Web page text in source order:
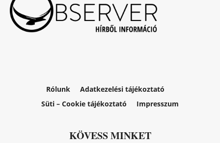
Rólunk
Adatkezelési tájékoztató
Süti – Cookie tájékoztató
Impresszum
KÖVESS MINKET